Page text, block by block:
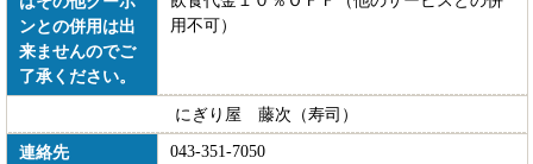
ンとの併用は出
来ませんのでご
了承ください。
用不可）
にぎり屋 藤次（寿司）
連絡先
043-351-7050